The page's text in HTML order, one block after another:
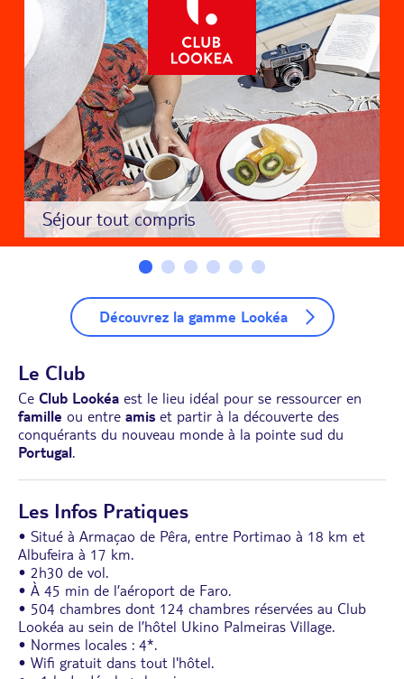
Séjour tout compris
Découvrez la gamme Lookéa
Le Club
Ce Club Lookéa est le lieu idéal pour se ressourcer en
famille ou entre amis et partir à la découverte des
conquérants du nouveau monde à la pointe sud du
Portugal.
Les Infos Pratiques
• Situé à Armaçao de Pêra, entre Portimao à 18 km et
Albufeira à 17 km.
• 2h30 de vol.
• À 45 min de l’aéroport de Faro.
• 504 chambres dont 124 chambres réservées au Club
Lookéa au sein de l’hôtel Ukino Palmeiras Village.
• Normes locales : 4*.
• Wifi gratuit dans tout l'hôtel.